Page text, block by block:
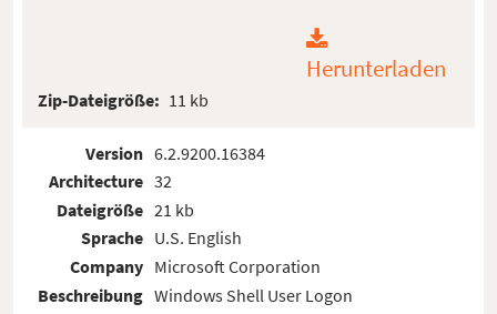
Herunterladen
Zip-Dateigröße: 11 kb
Version
Architecture
Dateigröße
Sprache
Company
Beschreibung
6.2.9200.16384
32
21 kb
U.S. English
Microsoft Corporation
Windows Shell User Logon